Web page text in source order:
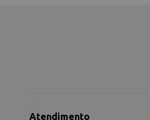
Atendimento